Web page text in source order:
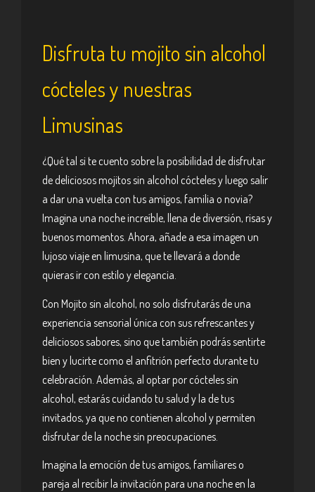
Disfruta tu mojito sin alcohol
cócteles y nuestras
Limusinas
¿Qué tal si te cuento sobre la posibilidad de disfrutar
de deliciosos mojitos sin alcohol cócteles y luego salir
a dar una vuelta con tus amigos, familia o novia?
Imagina una noche increíble, llena de diversión, risas y
buenos momentos. Ahora, añade a esa imagen un
lujoso viaje en limusina, que te llevará a donde
quieras ir con estilo y elegancia.
Con Mojito sin alcohol, no solo disfrutarás de una
experiencia sensorial única con sus refrescantes y
deliciosos sabores, sino que también podrás sentirte
bien y lucirte como el anfitrión perfecto durante tu
celebración. Además, al optar por cócteles sin
alcohol, estarás cuidando tu salud y la de tus
invitados, ya que no contienen alcohol y permiten
disfrutar de la noche sin preocupaciones.
Imagina la emoción de tus amigos, familiares o
pareja al recibir la invitación para una noche en la